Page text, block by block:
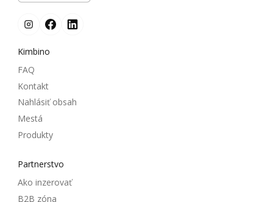
Kimbino
FAQ
Kontakt
Nahlásiť obsah
Mestá
Produkty
Partnerstvo
Ako inzerovať
B2B zóna